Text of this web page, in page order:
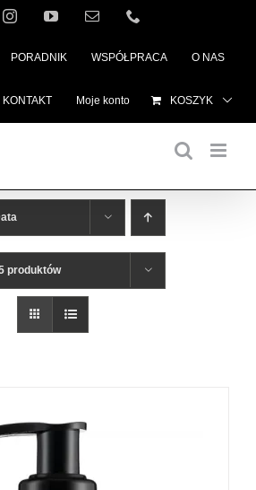
InstagramYouTubeEmail
PORADNIK WSPÓŁPRACA O NAS
KONTAKT Moje konto KOSZYK
produktów